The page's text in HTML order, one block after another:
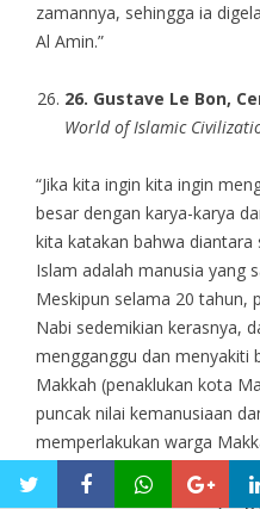
zamannya, sehingga ia
Al Amin.”
26. Gustave Le Bon, C
World of Islamic
“Jika kita ingin kita ingin
besar dengan karya-karya
kita katakan bahwa
Islam adalah manusia yang
Meskipun selama 20 tahun,
Nabi sedemikian kerasnya,
mengganggu dan menyakiti
Makkah (penaklukan kota
puncak nilai kemanusiaan
memperlakukan warga
memerintahkan agar
Ka’bah dibersihkan. Hal
twitterfacebookwhatsapp